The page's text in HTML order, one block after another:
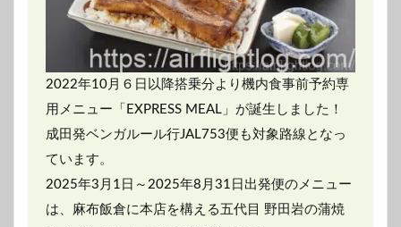
2022年10月６日以降搭乗分より機内食事前予約専
用メニュー「EXPRESS MEAL」が誕生しました！
成田発ベンガルール行JAL753便も対象路線となっ
ています。
2025年3月1日～2025年8月31日出発便のメニュー
は、麻布飯倉に本店を構える五代目 野田岩の蒲焼